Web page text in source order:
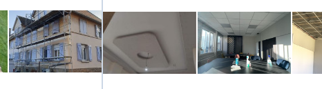
(carport,
et RC pro à jour